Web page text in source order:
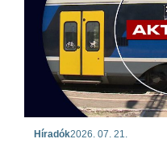
Híradók2026. 07. 21.